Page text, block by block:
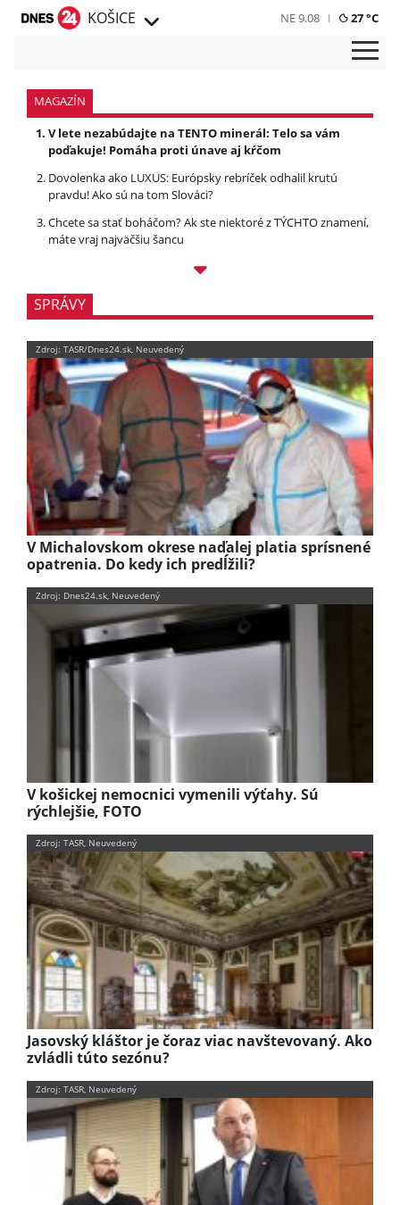
KOŠICE NE 9.08 27 °C
MAGAZÍN
V lete nezabúdajte na TENTO minerál: Telo sa vám
poďakuje! Pomáha proti únave aj kŕčom
Dovolenka ako LUXUS: Európsky rebríček odhalil krutú
pravdu! Ako sú na tom Slováci?
Chcete sa stať boháčom? Ak ste niektoré z TÝCHTO znamení,
máte vraj najväčšiu šancu
SPRÁVY
Zdroj: TASR/Dnes24.sk, Neuvedený
V Michalovskom okrese naďalej platia sprísnené
opatrenia. Do kedy ich predĺžili?
Zdroj: Dnes24.sk, Neuvedený
V košickej nemocnici vymenili výťahy. Sú
rýchlejšie, FOTO
Zdroj: TASR, Neuvedený
Jasovský kláštor je čoraz viac navštevovaný. Ako
zvládli túto sezónu?
Zdroj: TASR, Neuvedený